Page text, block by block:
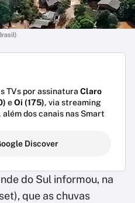
TVs por assinatura Claro
eOi (175), via streaming
além dos canais nas Smart
Discover
do Sul informou, na
que as chuvas